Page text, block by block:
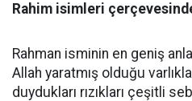
Rahim isimleri
Rahman isminin en geniş
Allah yaratmış olduğu
duydukları rızıkları çeşitli